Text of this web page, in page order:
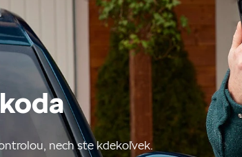
nech ste kdekoľvek.